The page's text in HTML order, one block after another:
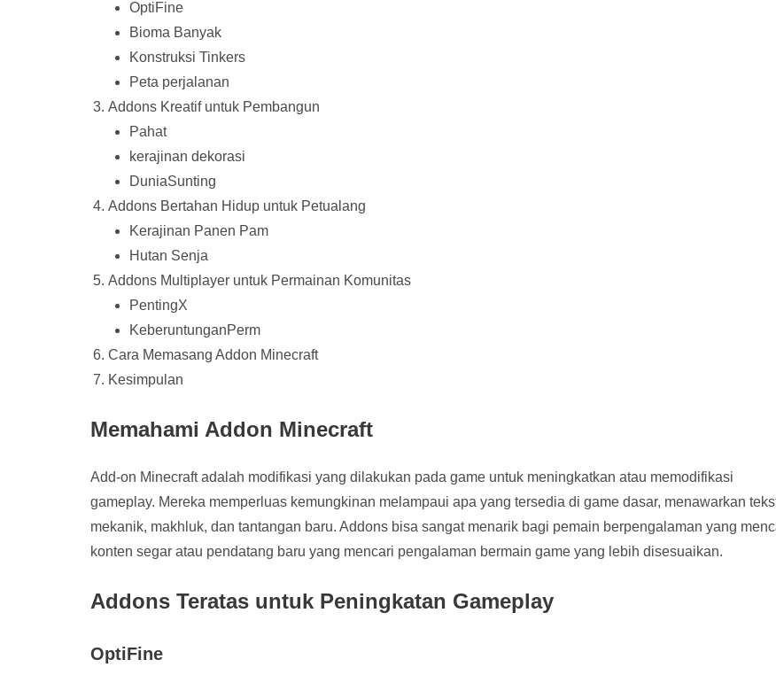
OptiFine
Bioma Banyak
Konstruksi Tinkers
Peta perjalanan
Addons Kreatif untuk Pembangun
Pahat
kerajinan dekorasi
DuniaSunting
Addons Bertahan Hidup untuk Petualang
Kerajinan Panen Pam
Hutan Senja
Addons Multiplayer untuk Permainan Komunitas
PentingX
KeberuntunganPerm
Cara Memasang Addon Minecraft
Kesimpulan
Memahami Addon Minecraft
Add-on Minecraft adalah modifikasi yang dilakukan pada game untuk meningkatkan atau memodifikasi
gameplay. Mereka memperluas kemungkinan melampaui apa yang tersedia di game dasar, menawarkan
mekanik, makhluk, dan tantangan baru. Addons bisa sangat menarik bagi pemain berpengalaman yang
konten segar atau pendatang baru yang mencari pengalaman bermain game yang lebih disesuaikan.
Addons Teratas untuk Peningkatan Gameplay
OptiFine